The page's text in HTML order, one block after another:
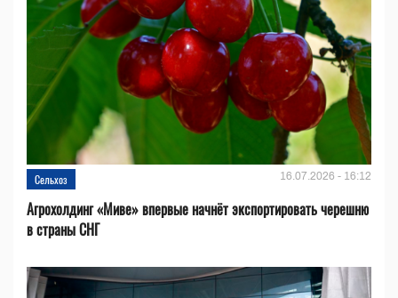
Сельхоз 16.07.2026 - 16:12
Агрохолдинг «Миве» впервые начнёт экспортировать черешню
в страны СНГ